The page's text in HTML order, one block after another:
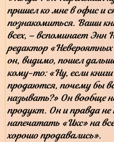
пришел ко мне в офис и
познакомиться. Ваши
всех, – вспоминает Энн
редактор
он, видимо, пошел
кому-то: «Ну, если
продаются, почему бы
называть?» Он вообще
продукт. Он и правда
напечатать «Икс» на
хорошо продавались».